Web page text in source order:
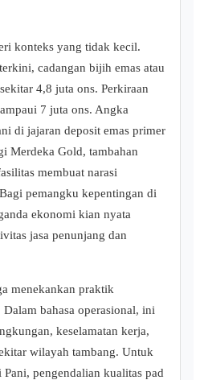
konteks yang tidak kecil.
cadangan bijih emas atau
4,8 juta ons. Perkiraan
7 juta ons. Angka
di jajaran deposit emas primer
Merdeka Gold, tambahan
membuat narasi
pemangku kepentingan di
ekonomi kian nyata
jasa penunjang dan
menekankan praktik
bahasa operasional, ini
keselamatan kerja,
wilayah tambang. Untuk
pengendalian kualitas pad